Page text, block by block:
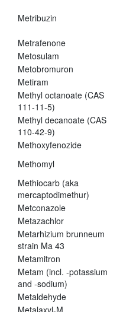
Metribuzin
Metrafenone
Metosulam
Metobromuron
Metiram
Methyl octanoate (CAS
111-11-5)
Methyl decanoate (CAS
110-42-9)
Methoxyfenozide
Methomyl
Methiocarb (aka
mercaptodimethur)
Metconazole
Metazachlor
Metarhizium brunneum
strain Ma 43
Metamitron
Metam (incl. -potassium
and -sodium)
Metaldehyde